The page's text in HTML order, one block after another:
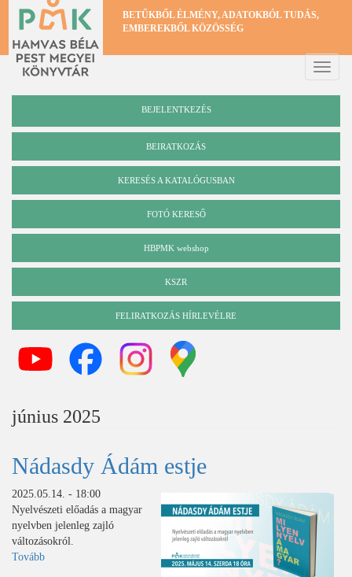
Ugrás
tartalomra
BETŰKBŐL ÉLMÉNY, ADATOKBÓL TUDÁS,
EMBEREKBŐL KÖZÖSSÉG
Toggle
BEJELENTKEZÉS
BEIRATKOZÁS
Katalógus
KERESÉS A KATALÓGUSBAN
FOTÓ KERESŐ
HBPMK webshop
KSZR
FELIRATKOZÁS HÍRLEVÉLRE
június 2025
Nádasdy Ádám estje
2025.05.14. - 18:00
Nyelvészeti előadás a magyar
nyelvben jelenleg zajló
változásokról.
Tovább